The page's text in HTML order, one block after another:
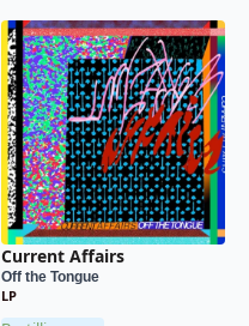
Current Affairs
Off the Tongue
LP